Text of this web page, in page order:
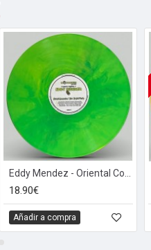
18.90€
Añadir a compra